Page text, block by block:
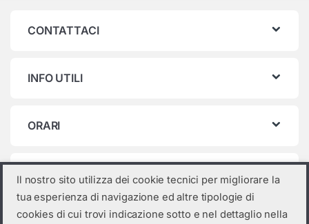
CONTATTACI
INFO UTILI
ORARI
Categorie prodotto
Seleziona una categoria
Il nostro sito utilizza dei cookie tecnici per migliorare la
tua esperienza di navigazione ed altre tipologie di
cookies di cui trovi indicazione sotto e nel dettaglio nella